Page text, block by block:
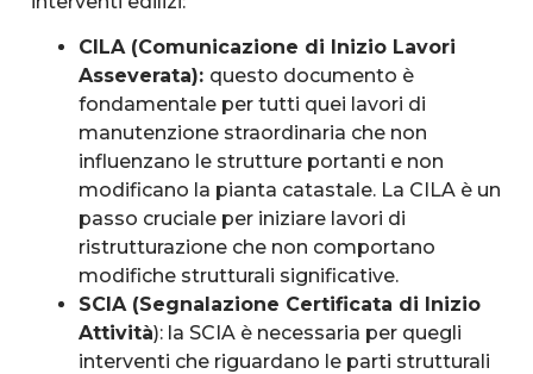
CILA (Comunicazione di Inizio Lavori
Asseverata): questo documento è
fondamentale per tutti quei lavori di
manutenzione straordinaria che non
influenzano le strutture portanti e non
modificano la pianta catastale. La CILA è un
passo cruciale per iniziare lavori di
ristrutturazione che non comportano
modifiche strutturali significative.
SCIA (Segnalazione Certificata di Inizio
Attività): la SCIA è necessaria per quegli
interventi che riguardano le parti strutturali